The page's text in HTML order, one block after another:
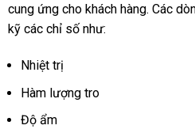
cung ứng cho khách hàng. Các
kỹ các chỉ số như:
Nhiệt trị
Hàm lượng tro
Độ ẩm